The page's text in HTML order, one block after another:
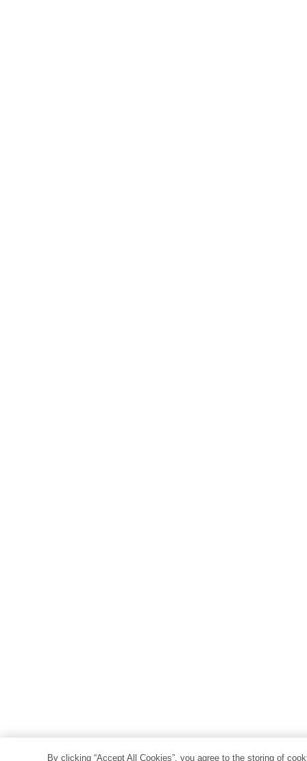
By clicking “Accept All Cookies”, you agree to the storing of